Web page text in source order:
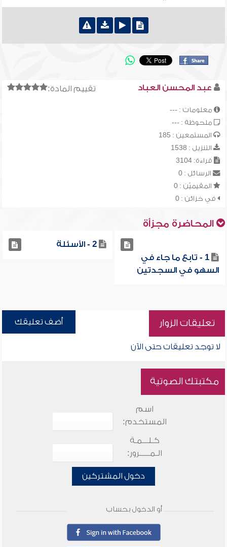
تقييم المادة: عبد المحسن العباد
معلومات : ---
ملحوظة : ---
المستمعين : 185
التنزيل : 1538
قراءة: 3104
الرسائل : 0
المقيميّن : 0
في خزائن : 0
المحاضرة مجزأة
1 - تابع ما جاء في
السهو في السجدتين
2 - الأسئلة
تعليقات الزوار أضف تعليقك
لا توجد تعليقات حتى الآن
مكتبتك الصوتية
اسم
المستخدم:
كـلـــمـة
الـمـــــرور:
دخول المشتركين
أو الدخول بحساب